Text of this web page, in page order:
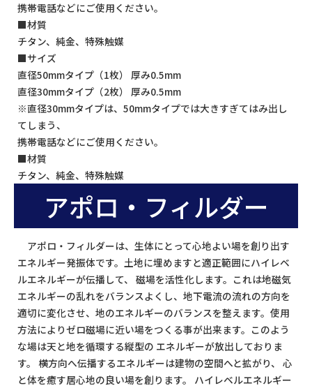
携帯電話などにご使用ください。
■材質
チタン、純金、特殊触媒
■サイズ
直径50mmタイプ（1枚） 厚み0.5mm
直径30mmタイプ（2枚） 厚み0.5mm
※直径30mmタイプは、50mmタイプでは大きすぎてはみ出し
てしまう、
携帯電話などにご使用ください。
■材質
チタン、純金、特殊触媒
アポロ・フィルダー
アポロ・フィルダーは、生体にとって心地よい場を創り出す
エネルギー発振体です。土地に埋めますと適正範囲にハイレベ
ルエネルギーが伝播して、 磁場を活性化します。これは地磁気
エネルギーの乱れをバランスよくし、地下電流の流れの方向を
適切に変化させ、地のエネルギーのバランスを整えます。使用
方法によりゼロ磁場に近い場をつくる事が出来ます。このよう
な場は天と地を循環する縦型の エネルギーが放出しておりま
す。 横方向へ伝播するエネルギーは建物の空間へと拡がり、 心
と体を癒す居心地の良い場を創ります。 ハイレベルエネルギー